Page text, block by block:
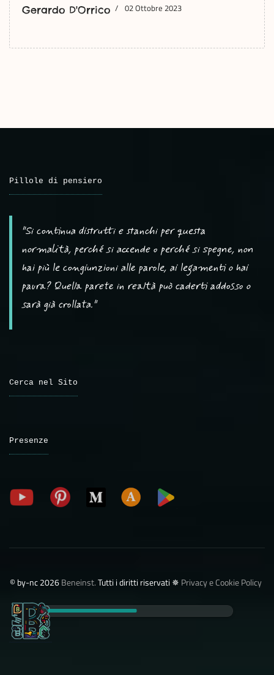
Gerardo D'Orrico 02 Ottobre 2023
Pillole di pensiero
"Si continua distrutti e stanchi per questa
normalità, perché si accende o perché si spegne, non
hai più le congiunzioni alle parole, ai legamenti o hai
paura? Quella parete in realtà può caderti addosso o
sarà già crollata."
Cerca nel Sito
Presenze
©️ by-nc 2026Beneinst.Tutti i diritti riservati ✵ Privacy e Cookie Policy